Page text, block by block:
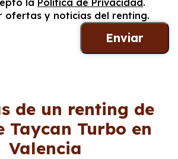
la Política de Privacidad.
ofertas y noticias del renting.
de un renting de
Taycan Turbo en
Valencia